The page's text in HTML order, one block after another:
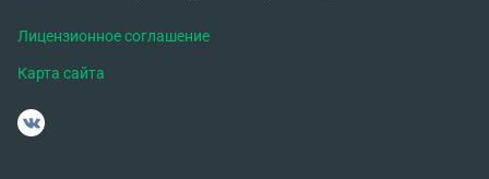
Лицензионное соглашение
Карта сайта